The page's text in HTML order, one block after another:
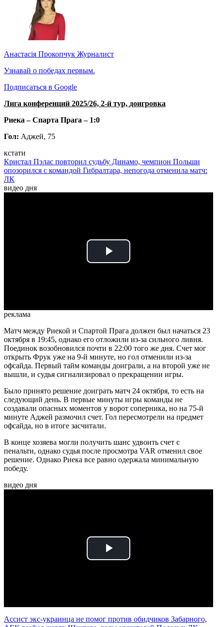
Анастасія Прокопчук Журналист
Узнавай о победах первым.
Подписаться в Google
Лига конференций 2025/26, 2-й тур, доигровка
Риека – Спарта Прага – 1:0
Гол: Аджей, 75
кстати
Кристал Пэлас повторил судьбу Динамо, чемпион Польши
опозорился с командой Гибралтара, непогода отменила матч:
ЛК
видео дня
Play
реклама
Матч между Риекой и Спартой Прага должен был начаться 23
октября в 19:45, однако его отложили из-за сильного ливня.
Поединок возобновился почти в 22:00 того же дня. Счет мог
открыть Фрук уже на 9-й минуте, но гол отменили из-за
офсайда. Первый тайм команды доиграли, а на второй уже не
вышли, и судья сигнализировал о прекращении игры.
Было принято решение доиграть матч 24 октября, то есть на
следующий день. В первые минуты игры команды не
создавали опасных моментов у ворот соперника, но на 75-й
минуте Аджей размочил счет. Гол пересмотрели на предмет
офсайда, но в итоге засчитали.
В конце хозяева могли получить шанс удвоить счет с
пенальти, однако судья после просмотра VAR отменил свое
решение. Однако Риека все равно одержала минимальную
победу.
видео дня
Play
Ассист экс-украинца не помог против обидчиков Забарного,